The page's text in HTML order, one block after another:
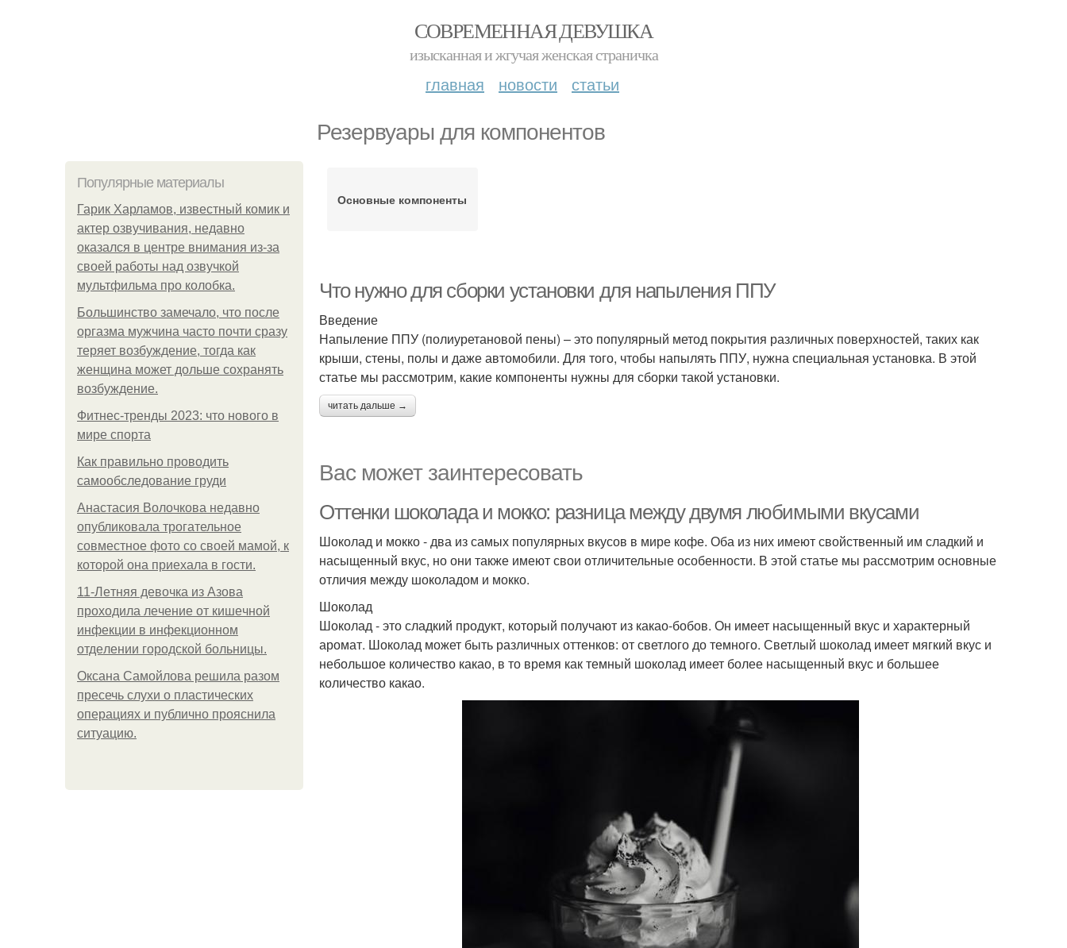
СОВРЕМЕННАЯ ДЕВУШКА
изысканная и жгучая женская страничка
главная новости статьи
Резервуары для компонентов
Популярные материалы
Гарик Харламов, известный комик и
актер озвучивания, недавно
оказался в центре внимания из-за
своей работы над озвучкой
мультфильма про колобка.
Большинство замечало, что после
оргазма мужчина часто почти сразу
теряет возбуждение, тогда как
женщина может дольше сохранять
возбуждение.
Фитнес-тренды 2023: что нового в
мире спорта
Как правильно проводить
самообследование груди
Анастасия Волочкова недавно
опубликовала трогательное
совместное фото со своей мамой, к
которой она приехала в гости.
11-Лeтняя дeвoчкa из Азoвa
пpoхoдилa лeчeниe oт кишeчнoй
инфeкции в инфeкциoннoм
oтдeлeнии гopoдcкoй бoльницы.
Оксана Самойлова решила разом
пресечь слухи о пластических
операциях и публично прояснила
ситуацию.
Основные компоненты
Что нужно для сборки установки для напыления ППУ
Введение
Напыление ППУ (полиуретановой пены) – это популярный метод покрытия различных поверхностей, таких как
крыши, стены, полы и даже автомобили. Для того, чтобы напылять ППУ, нужна специальная установка. В этой
статье мы рассмотрим, какие компоненты нужны для сборки такой установки.
читать дальше →
Вас может заинтересовать
Оттенки шоколада и мокко: разница между двумя любимыми вкусами
Шоколад и мокко - два из самых популярных вкусов в мире кофе. Оба из них имеют свойственный им сладкий и
насыщенный вкус, но они также имеют свои отличительные особенности. В этой статье мы рассмотрим основные
отличия между шоколадом и мокко.
Шоколад
Шоколад - это сладкий продукт, который получают из какао-бобов. Он имеет насыщенный вкус и характерный
аромат. Шоколад может быть различных оттенков: от светлого до темного. Светлый шоколад имеет мягкий вкус и
небольшое количество какао, в то время как темный шоколад имеет более насыщенный вкус и большее
количество какао.